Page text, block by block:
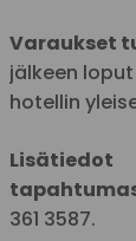
Varaukset
jälkeen
hotellin
Lisätiedot
361 3587.